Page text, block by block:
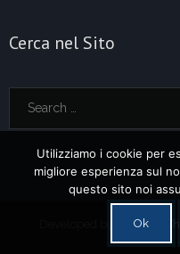
Cerca nel Sito
Think Up
Utilizziamo i cookie per
migliore esperienza sul
questo sito noi
Ok